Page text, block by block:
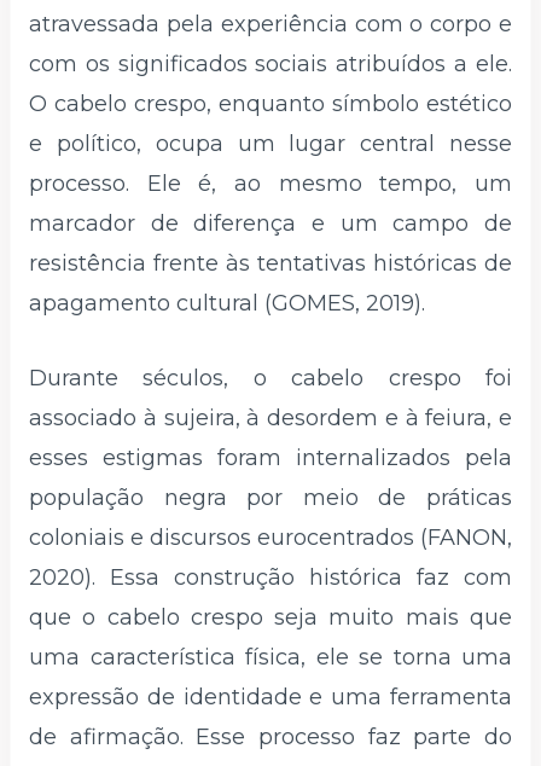
atravessada pela experiência com o corpo e
com os significados sociais atribuídos a ele.
O cabelo crespo, enquanto símbolo estético
e político, ocupa um lugar central nesse
processo. Ele é, ao mesmo tempo, um
marcador de diferença e um campo de
resistência frente às tentativas históricas de
apagamento cultural (GOMES, 2019).
Durante séculos, o cabelo crespo foi
associado à sujeira, à desordem e à feiura, e
esses estigmas foram internalizados pela
população negra por meio de práticas
coloniais e discursos eurocentrados (FANON,
2020). Essa construção histórica faz com
que o cabelo crespo seja muito mais que
uma característica física, ele se torna uma
expressão de identidade e uma ferramenta
de afirmação. Esse processo faz parte do